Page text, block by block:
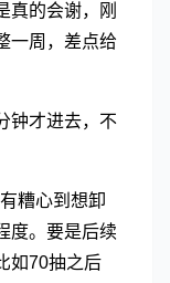
真的会谢，刚
一周，差点给
钟才进去，不
糟心到想卸
度。要是后续
如70抽之后